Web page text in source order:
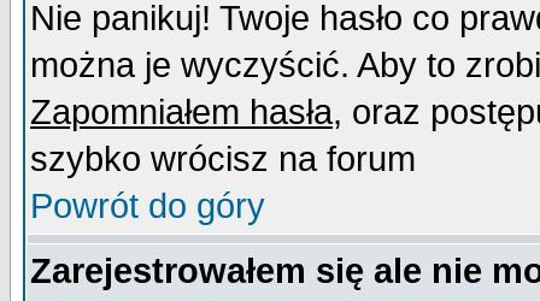
Nie panikuj! Twoje hasło co
można je wyczyścić. Aby to
Zapomniałem hasła, oraz
szybko wrócisz na forum
Powrót do góry
Zarejestrowałem się ale nie